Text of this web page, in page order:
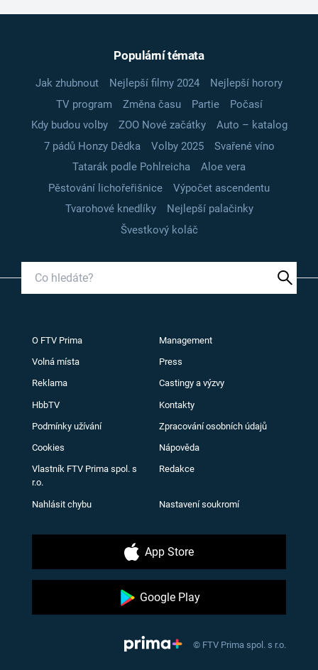
Populární témata
Jak zhubnout Nejlepší filmy 2024
Nejlepší horory
TV program
Změna času Partie
Počasí
Kdy budou volby
ZOO Nové začátky
Auto – katalog
7 pádů Honzy Dědka
Volby 2025
Svařené víno
Tatarák podle Pohlreicha
Aloe vera
Pěstování lichořeřišnice
Výpočet ascendentu
Tvarohové knedlíky
Nejlepší palačinky
Švestkový koláč
O FTV Prima Management
Volná místa Press
Reklama Castingy a výzvy
HbbTV Kontakty
Podmínky užívání Zpracování osobních údajů
Cookies Nápověda
Vlastník FTV Prima spol. s
r.o.
Redakce
Nahlásit chybu Nastavení soukromí
App Store
Google Play
© FTV Prima spol. s r.o.